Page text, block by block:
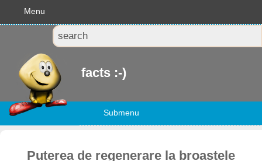
Menu
facts :-)
Submenu
Puterea de regenerare la broastele